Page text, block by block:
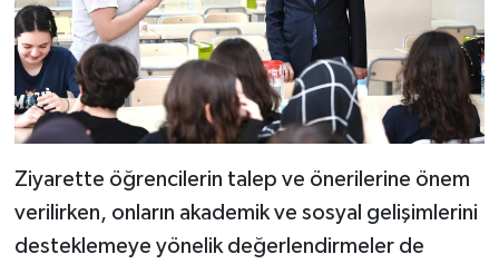
Ziyarette öğrencilerin talep ve önerilerine önem
verilirken, onların akademik ve sosyal gelişimlerini
desteklemeye yönelik değerlendirmeler de